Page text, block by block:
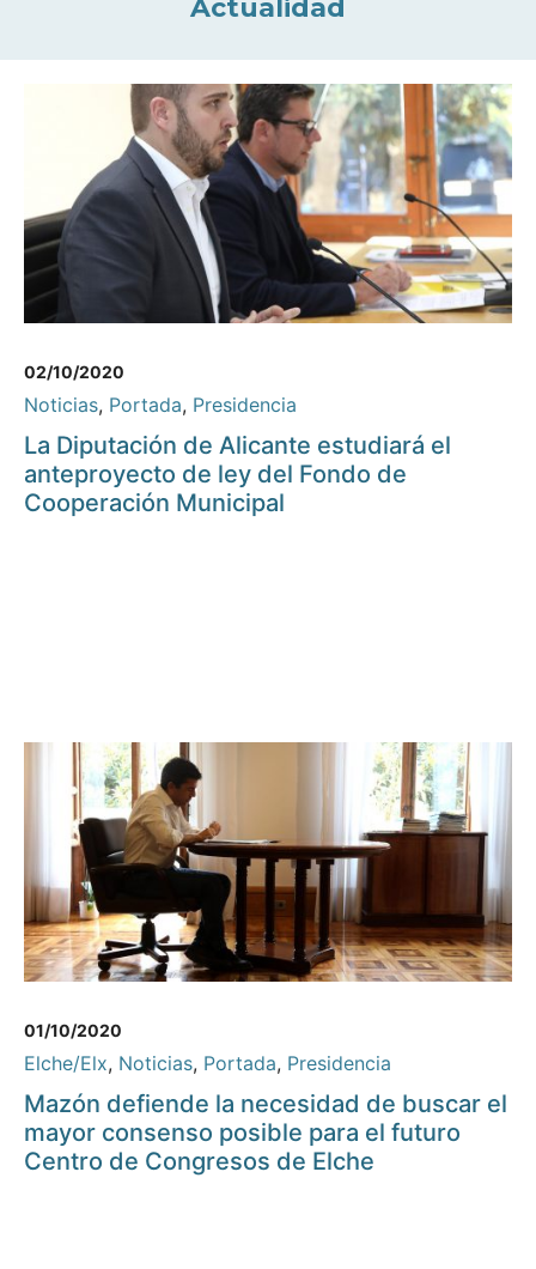
Actualidad
02/10/2020
Noticias, Portada, Presidencia
La Diputación de Alicante estudiará el
anteproyecto de ley del Fondo de
Cooperación Municipal
01/10/2020
Elche/Elx, Noticias, Portada, Presidencia
Mazón defiende la necesidad de buscar el
mayor consenso posible para el futuro
Centro de Congresos de Elche